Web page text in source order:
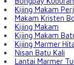
Kijing Makam
Makam Kristen
Kijing Makam
Kijing Makam
Kijing Marmer
Nisan Batu Kali
Lantai Marmer